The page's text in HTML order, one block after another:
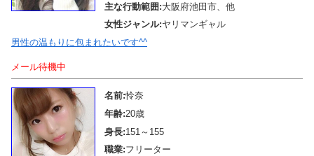
主な行動範囲:大阪府池田市、他
女性ジャンル:ヤリマンギャル
男性の温もりに包まれたいです^^
メール待機中
名前:怜奈
年齢:20歳
身長:151～155
職業:フリーター